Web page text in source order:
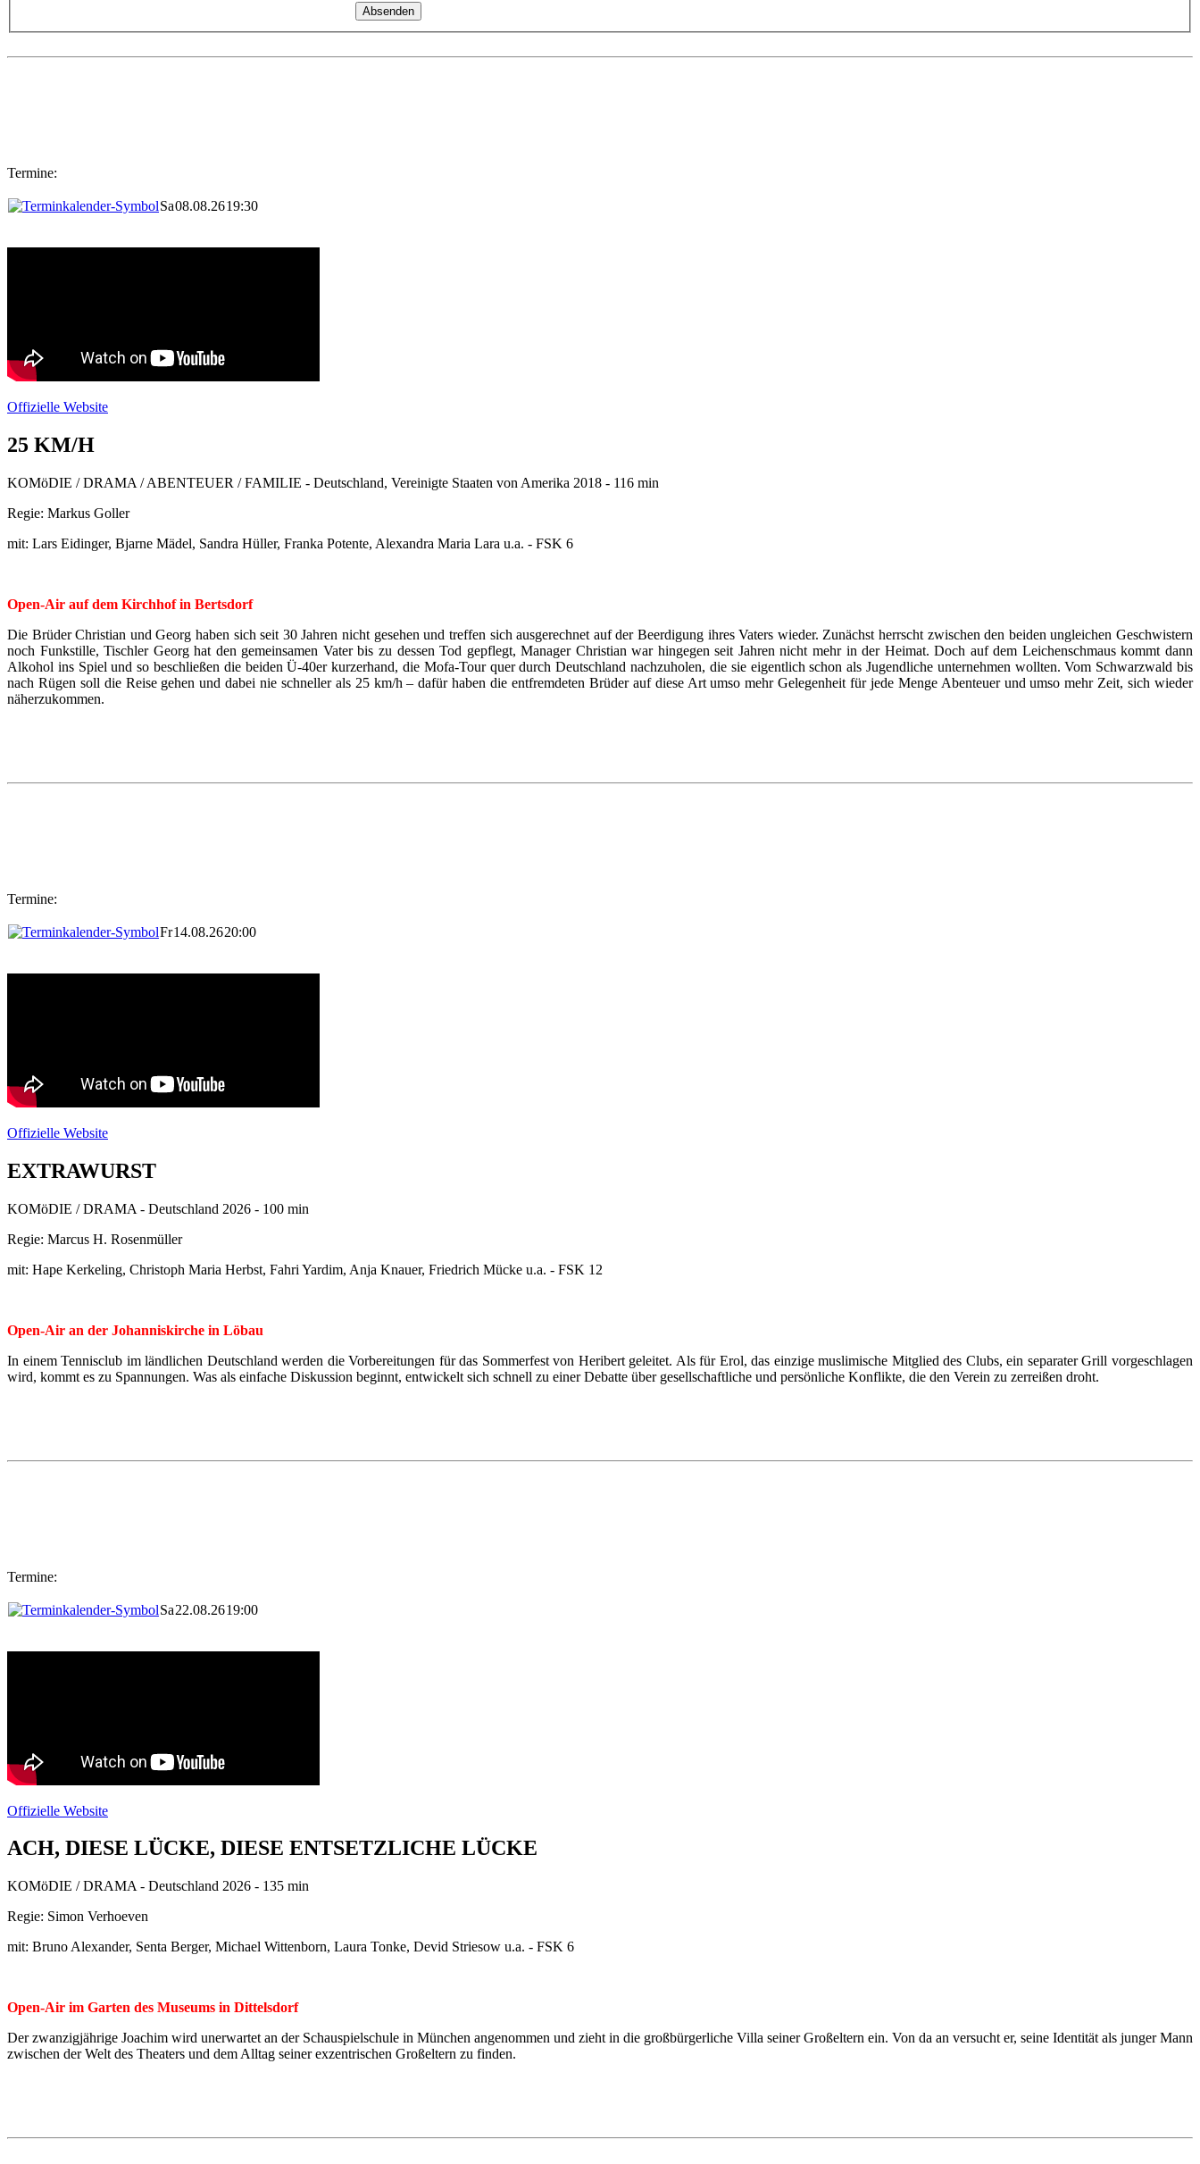
Termine:
Sa08.08.2619:30
Offizielle Website
25 KM/H
KOMöDIE / DRAMA / ABENTEUER / FAMILIE - Deutschland, Vereinigte Staaten von Amerika 2018 - 116 min
Regie: Markus Goller
mit: Lars Eidinger, Bjarne Mädel, Sandra Hüller, Franka Potente, Alexandra Maria Lara u.a. - FSK 6
Open-Air auf dem Kirchhof in Bertsdorf
Die Brüder Christian und Georg haben sich seit 30 Jahren nicht gesehen und treffen sich ausgerechnet auf der Beerdigung ihres Vaters wieder. Zunächst herrscht zwischen den beiden ungleichen Geschwistern
noch Funkstille, Tischler Georg hat den gemeinsamen Vater bis zu dessen Tod gepflegt, Manager Christian war hingegen seit Jahren nicht mehr in der Heimat. Doch auf dem Leichenschmaus kommt dann
Alkohol ins Spiel und so beschließen die beiden Ü-40er kurzerhand, die Mofa-Tour quer durch Deutschland nachzuholen, die sie eigentlich schon als Jugendliche unternehmen wollten. Vom Schwarzwald bis
nach Rügen soll die Reise gehen und dabei nie schneller als 25 km/h – dafür haben die entfremdeten Brüder auf diese Art umso mehr Gelegenheit für jede Menge Abenteuer und umso mehr Zeit, sich wieder
näherzukommen.
Termine:
Fr14.08.2620:00
Offizielle Website
EXTRAWURST
KOMöDIE / DRAMA - Deutschland 2026 - 100 min
Regie: Marcus H. Rosenmüller
mit: Hape Kerkeling, Christoph Maria Herbst, Fahri Yardim, Anja Knauer, Friedrich Mücke u.a. - FSK 12
Open-Air an der Johanniskirche in Löbau
In einem Tennisclub im ländlichen Deutschland werden die Vorbereitungen für das Sommerfest von Heribert geleitet. Als für Erol, das einzige muslimische Mitglied des Clubs, ein separater Grill vorgeschlagen
wird, kommt es zu Spannungen. Was als einfache Diskussion beginnt, entwickelt sich schnell zu einer Debatte über gesellschaftliche und persönliche Konflikte, die den Verein zu zerreißen droht.
Termine:
Sa22.08.2619:00
Offizielle Website
ACH, DIESE LÜCKE, DIESE ENTSETZLICHE LÜCKE
KOMöDIE / DRAMA - Deutschland 2026 - 135 min
Regie: Simon Verhoeven
mit: Bruno Alexander, Senta Berger, Michael Wittenborn, Laura Tonke, Devid Striesow u.a. - FSK 6
Open-Air im Garten des Museums in Dittelsdorf
Der zwanzigjährige Joachim wird unerwartet an der Schauspielschule in München angenommen und zieht in die großbürgerliche Villa seiner Großeltern ein. Von da an versucht er, seine Identität als junger Mann
zwischen der Welt des Theaters und dem Alltag seiner exzentrischen Großeltern zu finden.